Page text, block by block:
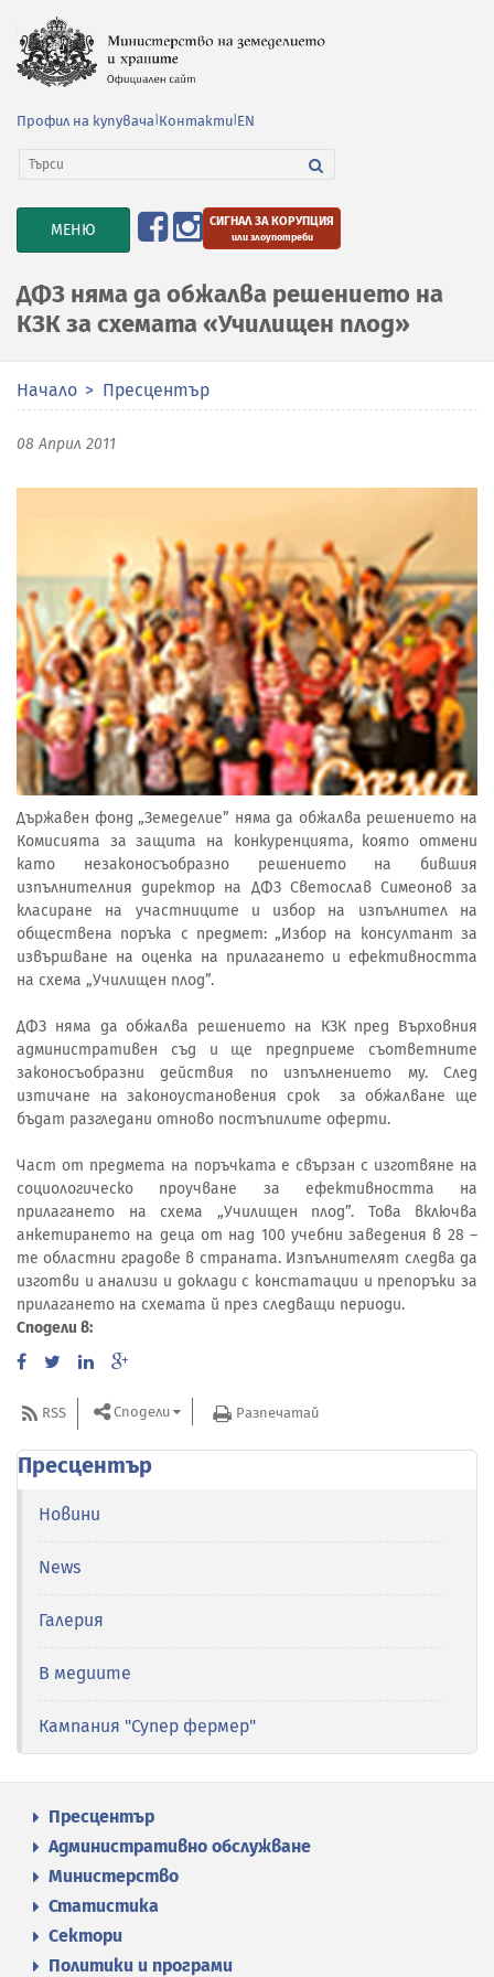
Профил на купувача Контакти EN
TOGGLE
NAVIGATION
МЕНЮ СИГНАЛ ЗА КОРУПЦИЯ
или злоупотреби
ДФЗ няма да обжалва решението на
КЗК за схемата «Училищен плод»
Начало Пресцентър
08 Април 2011
Държавен фонд „Земеделие” няма да обжалва решението на
Комисията за защита на конкуренцията, която отмени
като незаконосъобразно решението на бившия
изпълнителния директор на ДФЗ Светослав Симеонов за
класиране на участниците и избор на изпълнител на
обществена поръка с предмет: „Избор на консултант за
извършване на оценка на прилагането и ефективността
на схема „Училищен плод”.
ДФЗ няма да обжалва решението на КЗК пред Върховния
административен съд и ще предприеме съответните
законосъобразни действия по изпълнението му. След
изтичане на законоустановения срок за обжалване ще
бъдат разгледани отново постъпилите оферти.
Част от предмета на поръчката е свързан с изготвяне на
социологическо проучване за ефективността на
прилагането на схема „Училищен плод”. Това включва
анкетирането на деца от над 100 учебни заведения в 28 –
те областни градове в страната. Изпълнителят следва да
изготви и анализи и доклади с констатации и препоръки за
прилагането на схемата й през следващи периоди.
Сподели в:
RSS Сподели Разпечатай
Пресцентър
Новини
News
Галерия
В медиите
Кампания "Супер фермер"
Пресцентър
Административно обслужване
Министерство
Статистика
Сектори
Политики и програми